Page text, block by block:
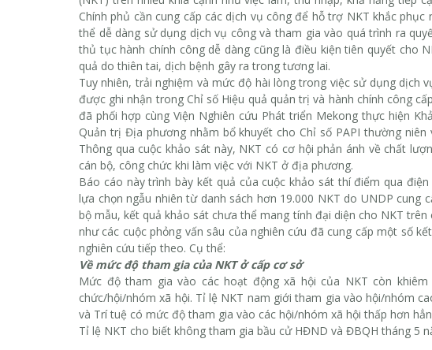
Chính phủ cần cung cấp các dịch vụ công để hỗ trợ NKT khắc
thể dễ dàng sử dụng dịch vụ công và tham gia vào quá trình ra
thủ tục hành chính công dễ dàng cũng là điều kiện tiên quyết cho
quả do thiên tai, dịch bệnh gây ra trong tương lai.
Tuy nhiên, trải nghiệm và mức độ hài lòng trong việc sử dụng
được ghi nhận trong Chỉ số Hiệu quả quản trị và hành chính công
đã phối hợp cùng Viện Nghiên cứu Phát triển Mekong thực hiện
Quản trị Địa phương nhằm bổ khuyết cho Chỉ số PAPI thường
Thông qua cuộc khảo sát này, NKT có cơ hội phản ánh về chất
cán bộ, công chức khi làm việc với NKT ở địa phương.
Báo cáo này trình bày kết quả của cuộc khảo sát thí điểm qua
lựa chọn ngẫu nhiên từ danh sách hơn 19.000 NKT do UNDP
bộ mẫu, kết quả khảo sát chưa thể mang tính đại diện cho NKT trên
như các cuộc phỏng vấn sâu của nghiên cứu đã cung cấp một số
nghiên cứu tiếp theo. Cụ thể:
Về mức độ tham gia của NKT ở cấp cơ sở
Mức độ tham gia vào các hoạt động xã hội của NKT còn
chức/hội/nhóm xã hội. Tỉ lệ NKT nam giới tham gia vào hội/nhóm
và Trí tuệ có mức độ tham gia vào các hội/nhóm xã hội thấp hơn
Tỉ lệ NKT cho biết không tham gia bầu cử HĐND và ĐBQH tháng 5